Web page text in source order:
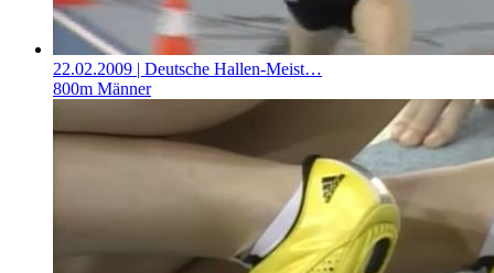
22.02.2009 | Deutsche Hallen-Meist…
800m Männer